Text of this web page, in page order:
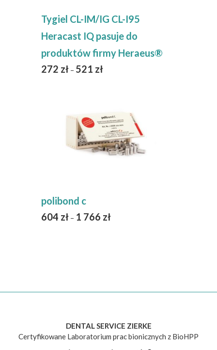
Tygiel CL-IM/IG CL-I95
Heracast IQ pasuje do
produktów firmy Heraeus®
272 zł – 521 zł
polibond c
604 zł – 1 766 zł
DENTAL SERVICE ZIERKE
Certyfikowane Laboratorium prac bionicznych z BioHPP